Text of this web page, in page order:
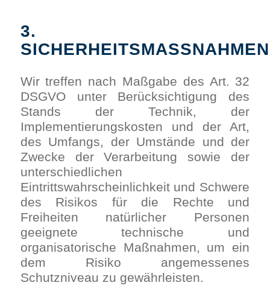
3.
SICHERHEITSMASSNAHMEN
Wir treffen nach Maßgabe des Art. 32
DSGVO unter Berücksichtigung des
Stands der Technik, der
Implementierungskosten und der Art,
des Umfangs, der Umstände und der
Zwecke der Verarbeitung sowie der
unterschiedlichen
Eintrittswahrscheinlichkeit und Schwere
des Risikos für die Rechte und
Freiheiten natürlicher Personen
geeignete technische und
organisatorische Maßnahmen, um ein
dem Risiko angemessenes
Schutzniveau zu gewährleisten.